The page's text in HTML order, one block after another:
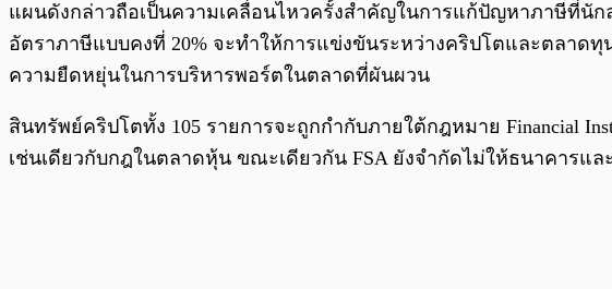
แผนดังกล่าวถือเป็นความเคลื่อนไหวครั้งสำคัญในการแก้ปัญหาภาษีที่นัก
อัตราภาษีแบบคงที่ 20% จะทำให้การแข่งขันระหว่างคริปโตและตลาด
ความยืดหยุ่นในการบริหารพอร์ตในตลาดที่ผันผวน
สินทรัพย์คริปโตทั้ง 105 รายการจะถูกกำกับภายใต้กฎหมาย Financial
เช่นเดียวกับกฎในตลาดหุ้น ขณะเดียวกัน FSA ยังจำกัดไม่ให้ธนาคาร